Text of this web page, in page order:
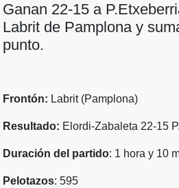
Ganan 22-15 a
Labrit de Pamplona y
punto.
Frontón: Labrit (Pamplona)
Resultado: Elordi-Zabaleta 22-15
Duración del partido: 1 hora y 10
Pelotazos: 595